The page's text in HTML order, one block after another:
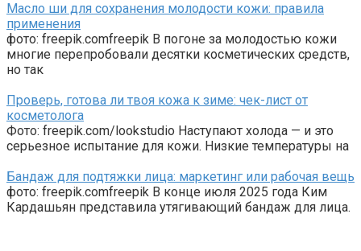
Масло ши для сохранения молодости кожи: правила
применения
фото: freepik.comfreepik В погоне за молодостью кожи
многие перепробовали десятки косметических средств,
но так
Проверь, готова ли твоя кожа к зиме: чек-лист от
косметолога
Фото: freepik.com/lookstudio Наступают холода — и это
серьезное испытание для кожи. Низкие температуры на
Бандаж для подтяжки лица: маркетинг или рабочая вещь
фото: freepik.comfreepik В конце июля 2025 года Ким
Кардашьян представила утягивающий бандаж для лица.